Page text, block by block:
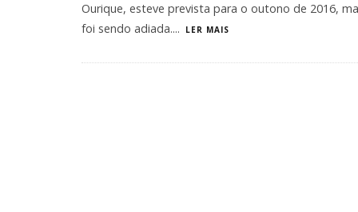
Ourique, esteve prevista para o outono de 2016,
foi sendo adiada.... LER MAIS